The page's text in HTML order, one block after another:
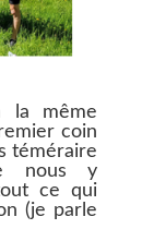
la même
coin
téméraire
nous y
ce qui
(je parle